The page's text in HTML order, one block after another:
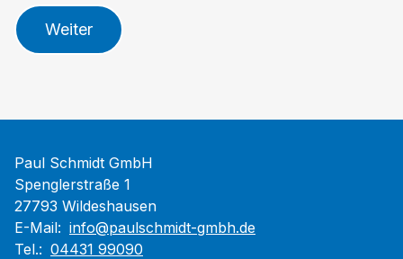
Weiter
Paul Schmidt GmbH
Spenglerstraße 1
27793 Wildeshausen
E-Mail: info@paulschmidt-gmbh.de
Tel.: 04431 99090